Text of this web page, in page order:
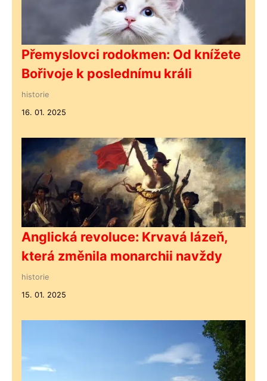
Přemyslovci rodokmen: Od knížete
Bořivoje k poslednímu králi
historie
16. 01. 2025
Anglická revoluce: Krvavá lázeň,
která změnila monarchii navždy
historie
15. 01. 2025